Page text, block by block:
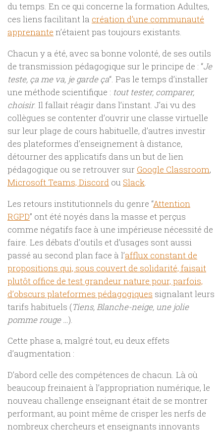
du temps. En ce qui concerne la formation Adultes,
ces liens facilitant la création d’une communauté
apprenante n’étaient pas toujours existants.
Chacun y a été, avec sa bonne volonté, de ses outils
de transmission pédagogique sur le principe de : “Je
teste, ça me va, je garde ça“. Pas le temps d’installer
une méthode scientifique : tout tester, comparer,
choisir. Il fallait réagir dans l’instant. J’ai vu des
collègues se contenter d’ouvrir une classe virtuelle
sur leur plage de cours habituelle, d’autres investir
des plateformes d’enseignement à distance,
détourner des applicatifs dans un but de lien
pédagogique ou se retrouver sur Google Classroom,
Microsoft Teams, Discord ou Slack.
Les retours institutionnels du genre “Attention
RGPD” ont été noyés dans la masse et perçus
comme négatifs face à une impérieuse nécessité de
faire. Les débats d’outils et d’usages sont aussi
passé au second plan face à l’afflux constant de
propositions qui, sous couvert de solidarité, faisait
plutôt office de test grandeur nature pour, parfois,
d’obscurs plateformes pédagogiques signalant leurs
tarifs habituels (Tiens, Blanche-neige, une jolie
pomme rouge …).
Cette phase a, malgré tout, eu deux effets
d’augmentation :
D’abord celle des compétences de chacun. Là où
beaucoup freinaient à l’appropriation numérique, le
nouveau challenge enseignant était de se montrer
performant, au point même de crisper les nerfs de
nombreux chercheurs et enseignants innovants